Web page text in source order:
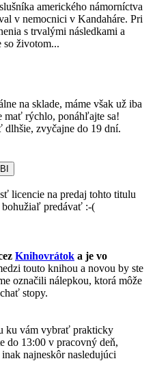
amerického námorníctva
v nemocnici v Kandaháre. Pri
s trvalými následkami a
so životom...
na sklade, máme však už iba
mať rýchlo, ponáhľajte sa!
zvyčajne do 19 dní.
licencie na predaj tohto titulu
bohužiaľ predávať :-(
Knihovrátok a je vo
touto knihou a novou by ste
označili nálepkou, ktorá môže
stopy.
ku vám vybrať prakticky
do 13:00 v pracovný deň,
najneskôr nasledujúci